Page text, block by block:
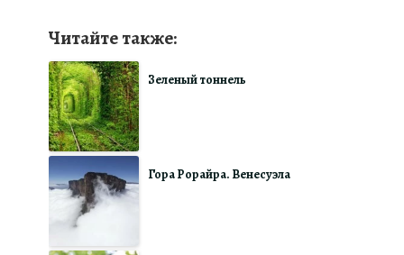
Читайте также:
Зеленый тоннель
Гора Рорайра. Венесуэла